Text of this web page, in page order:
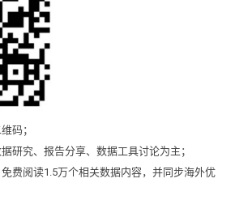
码；
研究、报告分享、数据工具讨论为主；
费阅读1.5万个相关数据内容，并同步海外优